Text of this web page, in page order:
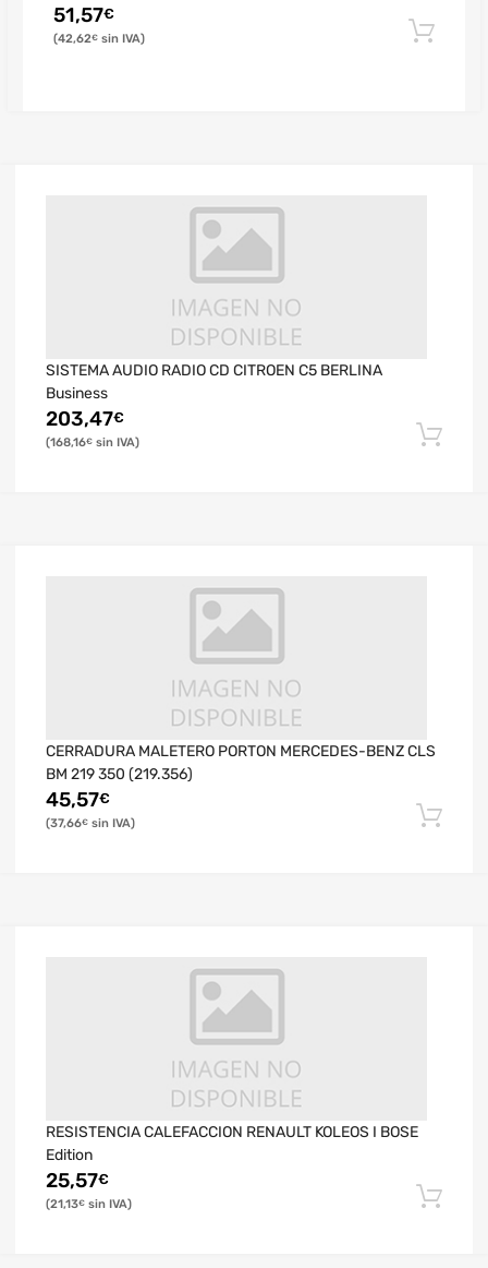
51,57€
42,62€
SISTEMA AUDIO RADIO CD CITROEN C5 BERLINA
Business
203,47€
168,16€
CERRADURA MALETERO PORTON MERCEDES-BENZ CLS
BM 219 350 (219.356)
45,57€
37,66€
RESISTENCIA CALEFACCION RENAULT KOLEOS I BOSE
Edition
25,57€
21,13€